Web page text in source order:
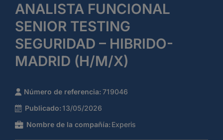
ANALISTA FUNCIONAL
SENIOR TESTING
SEGURIDAD – HIBRIDO-
MADRID (H/M/X)
Número de referencia: 719046
Publicado: 13/05/2026
Nombre de la compañía: Experis